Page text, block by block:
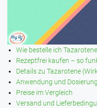
Wie bestelle ich
Rezeptfrei kaufen – so
Details zu Tazarotene
Anwendung und
Preise im Vergleich
Versand und